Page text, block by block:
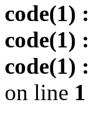
code(1)
code(1)
code(1)
on line 1